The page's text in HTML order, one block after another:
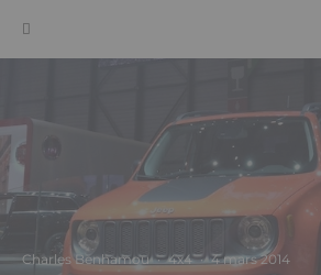
Charles Benhamou · 4x4 · 4 mars 2014